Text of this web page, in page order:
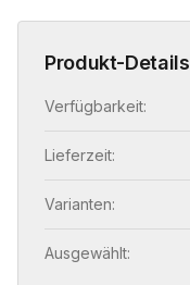
Produkt-Details
Verfügbarkeit:
Lieferzeit:
Varianten:
Ausgewählt: